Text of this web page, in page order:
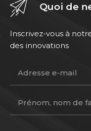
Quoi de
Inscrivez-vous à
des innovations